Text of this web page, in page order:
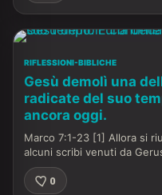
RIFLESSIONI-BIBLICHE
Gesù demolì una
radicate del suo
ancora oggi.
Marco 7:1-23 [1] Allora si
alcuni scribi venuti da
0